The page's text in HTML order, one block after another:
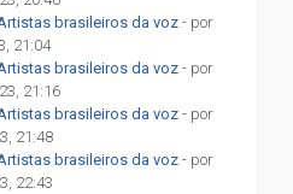
brasileiros da voz - por
21:04
brasileiros da voz - por
21:16
brasileiros da voz - por
21:48
brasileiros da voz - por
22:43